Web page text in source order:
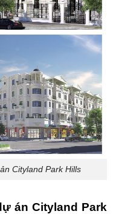
Cityland Park Hills
án Cityland Park